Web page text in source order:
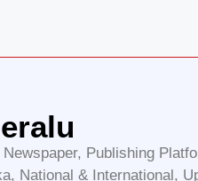
Publishing
National & International,